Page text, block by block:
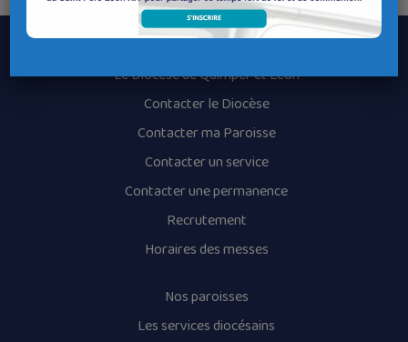
Le Diocèse de Quimper et Léon
Contacter le Diocèse
Contacter ma Paroisse
Contacter un service
Contacter une permanence
Recrutement
Horaires des messes
Nos paroisses
Les services diocésains